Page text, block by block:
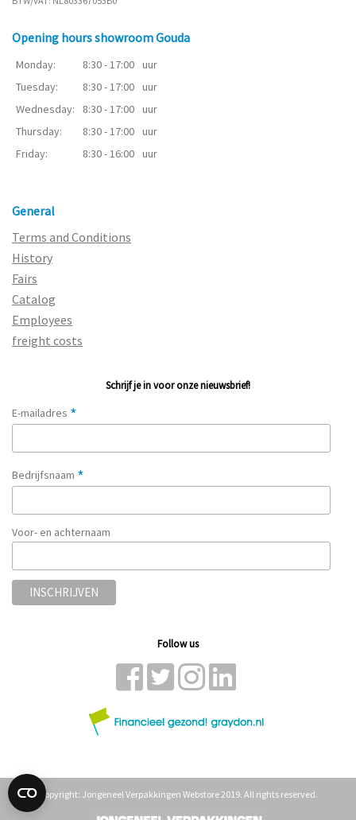
Opening hours showroom Gouda
Monday: 8:30 - 17:00 uur
Tuesday:
8:30 - 17:00 uur
Wednesday:
8:30 - 17:00 uur
Thursday:
8:30 - 17:00 uur
Friday:
8:30 - 16:00 uur
General
Terms and Conditions
History
Fairs
Catalog
Employees
freight costs
Schrijf je in voor onze nieuwsbrief!
E-mailadres *
Bedrijfsnaam *
Voor- en achternaam
Follow us
Copyright: Jongeneel Verpakkingen Webstore 2019. All rights reserved.